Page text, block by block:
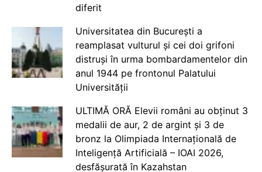
diferit
Universitatea din București a
reamplasat vulturul și cei doi grifoni
distruși în urma bombardamentelor din
anul 1944 pe frontonul Palatului
Universității
ULTIMĂ ORĂ Elevii români au obținut 3
medalii de aur, 2 de argint și 3 de
bronz la Olimpiada Internațională de
Inteligență Artificială – IOAI 2026,
desfășurată în Kazahstan